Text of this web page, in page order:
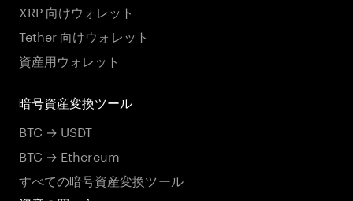
XRP 向けウォレット
Tether 向けウォレット
資産用ウォレット
暗号資産変換ツール
BTC → USDT
BTC → Ethereum
すべての暗号資産変換ツール